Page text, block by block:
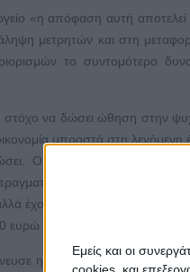
Εμείς και οι
cookies, και
«η απόφαση αυτή
μετρητών και στη
το συντομότερο
να δώσει ώθηση στην
μπροστά στη λεγόμενη
Ο υπερδιπλασιασμός
καθώς το
έχουν σημαντικά λιγότερα
ευρώ τον μήνα, ενώ αυτοί που
η λογική της χαλάρωσης